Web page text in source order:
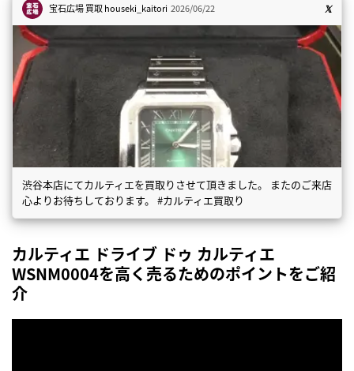
宝石広場 買取houseki_kaitori 2026/06/22
渋谷本店にてカルティエを買取りさせて頂きました。 またのご来店
心よりお待ちしております。 #カルティエ買取り
カルティエ ドライブ ドゥ カルティエ
WSNM0004を高く売るためのポイントをご紹
介